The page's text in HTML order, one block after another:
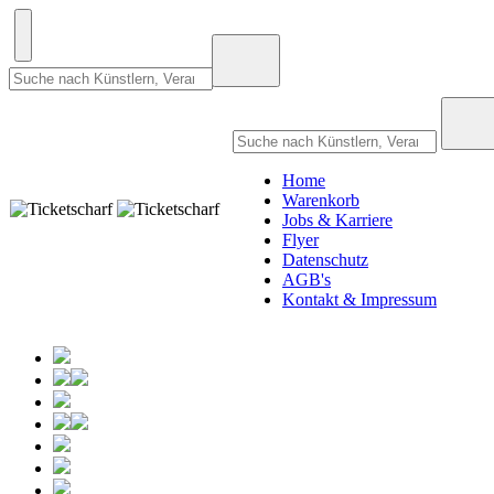
Home
Warenkorb
Jobs & Karriere
Flyer
Datenschutz
AGB's
Kontakt & Impressum